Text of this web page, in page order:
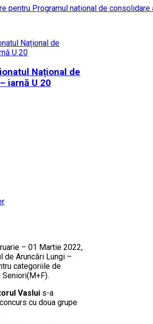
pentru Programul national de
Național de
iarnă U 20
– 01 Martie 2022,
de Aruncări Lungi –
categoriile de
Vaslui s-a
cu doua grupe